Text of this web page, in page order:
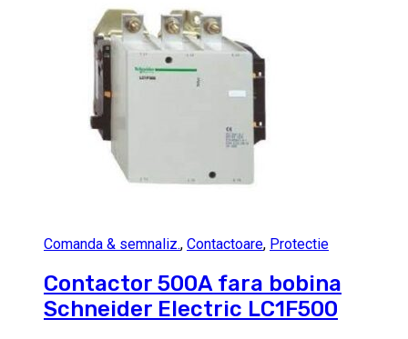
Comanda & semnaliz., Contactoare, Protectie
Contactor 500A fara bobina
Schneider Electric LC1F500